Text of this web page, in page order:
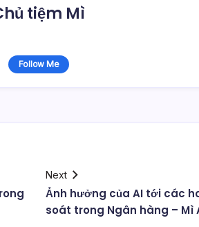
tiệm Mì
Follow Me
Next
Ảnh hưởng của AI tới các
soát trong Ngân hàng – Mì